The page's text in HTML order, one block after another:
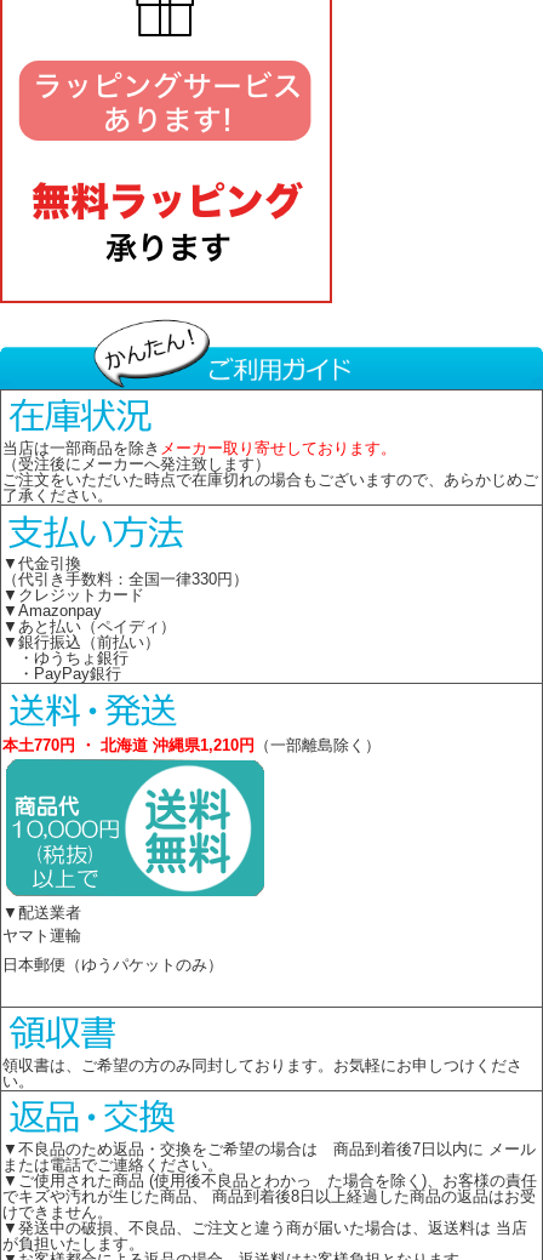
当店は一部商品を除き メーカー取り寄せしております。
（受注後にメーカーへ発注致します）
ご注文をいただいた時点で在庫切れの場合もございますので、あらかじめご
了承ください。
▼代金引換
（代引き手数料：全国一律330円）
▼クレジットカード
▼Amazonpay
▼あと払い（ペイディ）
▼銀行振込（前払い）
・ゆうちょ銀行
・PayPay銀行
本土770円 ・ 北海道 沖縄県1,210円 （一部離島除く）
▼配送業者
ヤマト運輸
日本郵便（ゆうパケットのみ）
領収書は、ご希望の方のみ同封しております。お気軽にお申しつけくださ
い。
▼不良品のため返品・交換をご希望の場合は 商品到着後7日以内に メール
または電話でご連絡ください。
▼ご使用された商品 (使用後不良品とわかっ た場合を除く)、お客様の責任
でキズや汚れが生じた商品、 商品到着後8日以上経過した商品の返品はお受
けできません。
▼発送中の破損、不良品、ご注文と違う商が届いた場合は、返送料は 当店
が負担いたします。